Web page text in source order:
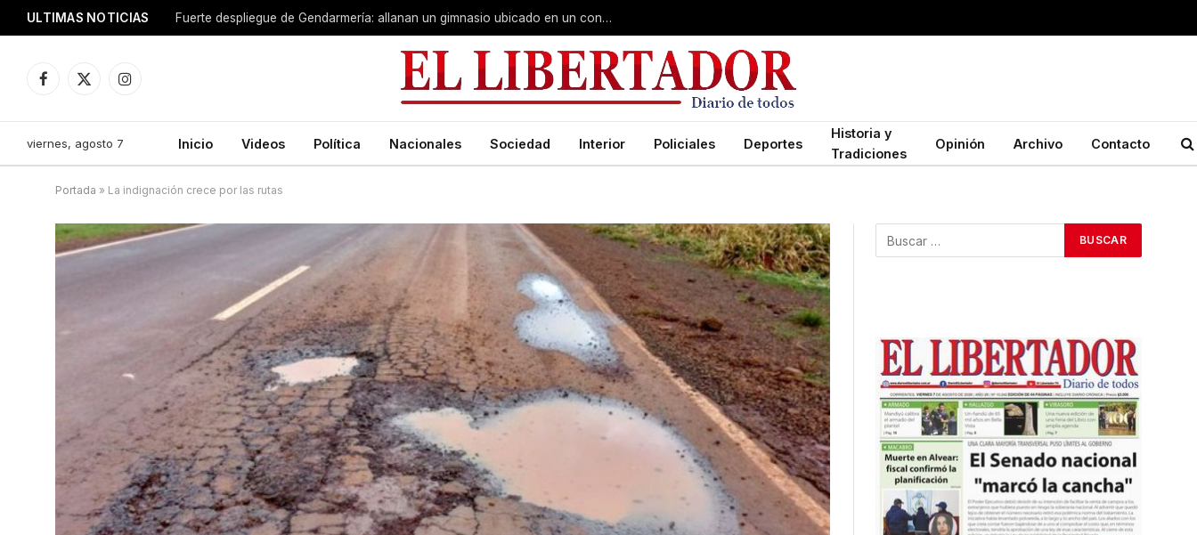
ULTIMAS NOTICIAS Fuerte despliegue de Gendarmería: allanan un gimnasio ubicado en un conocido hotel céntrico
Facebook
X
Instagram
viernes, agosto 7 Inicio Videos Política Nacionales Sociedad Interior Policiales Deportes
Historia y
Tradiciones
Opinión Archivo Contacto
Portada » La indignación crece por las rutas